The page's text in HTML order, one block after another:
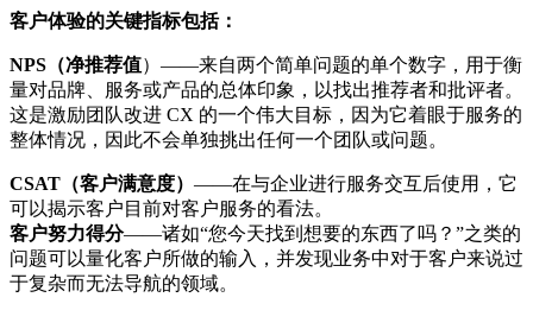
客户体验的关键指标包括：
NPS（净推荐值）——来自两个简单问题的单个数字，用于衡
量对品牌、服务或产品的总体印象，以找出推荐者和批评者。
这是激励团队改进 CX 的一个伟大目标，因为它着眼于服务的
整体情况，因此不会单独挑出任何一个团队或问题。
CSAT（客户满意度） ——在与企业进行服务交互后使用，它
可以揭示客户目前对客户服务的看法。
客户努力得分——诸如“您今天找到想要的东西了吗？”之类的
问题可以量化客户所做的输入，并发现业务中对于客户来说过
于复杂而无法导航的领域。